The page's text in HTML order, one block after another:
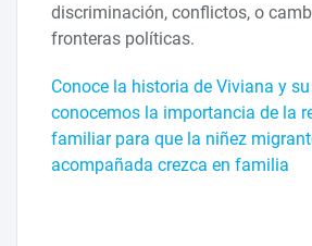
discriminación, conflictos, o
fronteras políticas.
Conoce la historia de Viviana y
conocemos la importancia de la
familiar para que la niñez
acompañada crezca en familia